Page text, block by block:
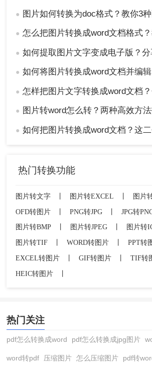
● 图片如何转换为doc格式？教你3种高
● 怎么把图片转换成word文档格式？教你
● 如何提取图片文字变成电子版？分享2
● 如何将图片转换成word文档并编辑？这2
● 怎样把图片文字转换成word文档？分享两
● 图片转word怎么转？两种高效方法
● 如何把图片转换成word文档？这二个方法
热门转换功能
图片转文字 丨 图片转EXCEL 丨 图片
OFD转图片
丨 PNG转JPG 丨 JPG转
图片转BMP
图片转JPEG 图片转
图片转TIF
WORD转图片 PPT转
EXCEL转图片
GIF转图片 TIF转
HEIC转图片
热门关注
pdf怎么转换成word pdf怎么转换成jpg图片
word转pdf 压缩图片 怎么压缩图片 pdf转